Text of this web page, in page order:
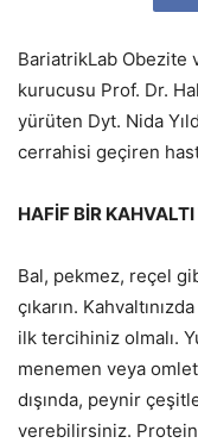
BariatrikLab Obezite
kurucusu Prof. Dr.
yürüten Dyt. Nida
cerrahisi geçiren
HAFİF BİR KAHVALTI
Bal, pekmez, reçel
çıkarın.
ilk tercihiniz olmalı.
menemen veya
dışında, peynir
verebilirsiniz.